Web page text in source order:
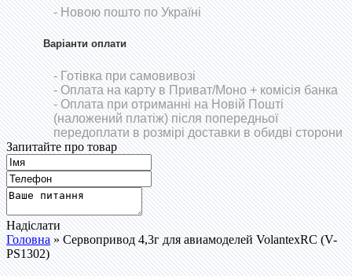
- Новою пошто по Україні
Варіанти оплати
- Готівка при самовивозі
- Оплата на карту в Приват/Моно+ комісія банка
- Оплата при отриманні на Новій Пошті
(наложений платіж) після попередньої
передоплати в розмірі доставки в обидві сторони
Запитайте про товар
Надіслати
Головна» Сервопривод 4,3г для авиамоделей VolantexRC (V-
PS1302)